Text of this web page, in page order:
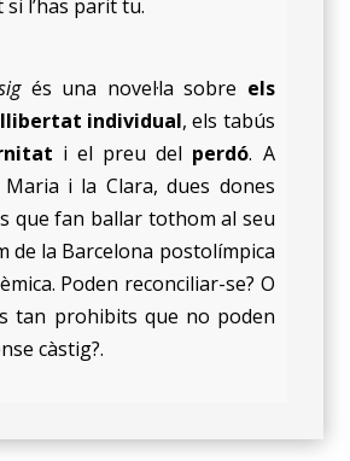
si l’has parit tu.
és una novel·la sobre els
individual, els tabús
i el preu del perdó. A
i la Clara, dues dones
que fan ballar tothom al seu
de la Barcelona postolímpica
Poden reconciliar-se? O
tan prohibits que no poden
càstig?.